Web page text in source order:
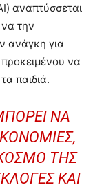
αναπτύσσεται
την
ανάγκη για
να
παιδιά.
ΝΑ
ΤΗΣ
ΚΑΙ